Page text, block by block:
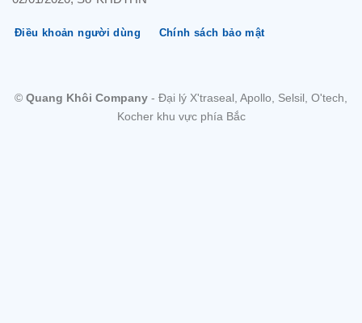
Điều khoản người dùng Chính sách bảo mật
© Quang Khôi Company - Đại lý X'traseal, Apollo, Selsil, O'tech,
Kocher khu vực phía Bắc